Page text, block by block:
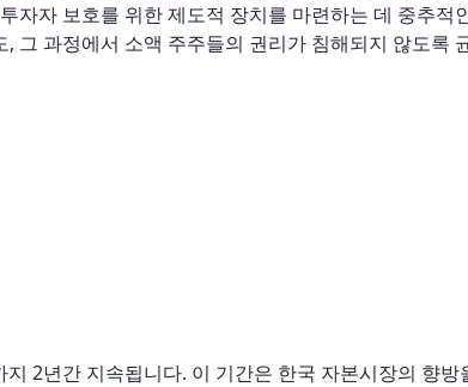
자자 보호를 위한 제도적 장치를 마련하는 데 중추적
그 과정에서 소액 주주들의 권리가 침해되지 않도록
2년간 지속됩니다. 이 기간은 한국 자본시장의 향방